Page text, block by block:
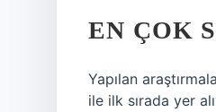
EN ÇOK
Yapılan
ile ilk sırada yer